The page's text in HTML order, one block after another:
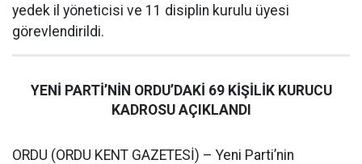
yedek il yöneticisi ve 11 disiplin kurulu üyesi
görevlendirildi.
YENİ PARTİ’NİN ORDU’DAKİ 69 KİŞİLİK KURUCU
KADROSU AÇIKLANDI
ORDU (ORDU KENT GAZETESİ) – Yeni Parti’nin